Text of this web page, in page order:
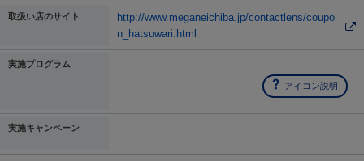
取扱い店のサイト
http://www.meganeichiba.jp/contactlens/coupo
n_hatsuwari.html
実施プログラム
アイコン説明
実施キャンペーン